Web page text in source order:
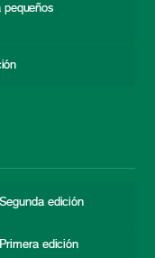
pequeños
edición
edición